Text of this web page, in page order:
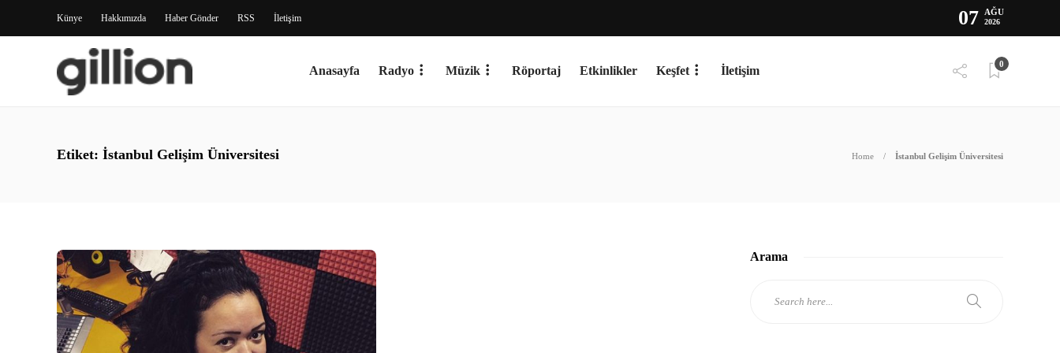
Künye Hakkımızda Haber Gönder RSS İletişim 07 AĞU
2026
Anasayfa Radyo Müzik Röportaj Etkinlikler Keşfet İletişim 0
Etiket: İstanbul Gelişim Üniversitesi Home İstanbul Gelişim Üniversitesi
Arama